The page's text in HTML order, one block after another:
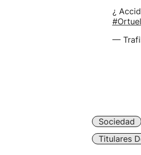
¿
—
Sociedad
Titulares